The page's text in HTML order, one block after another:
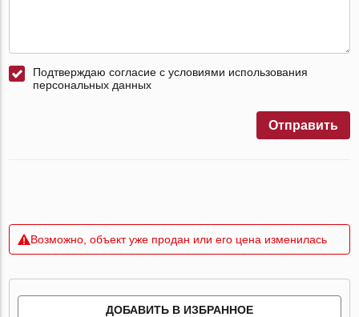
Подтверждаю согласие с условиями использования
персональных данных
Отправить
Возможно, объект уже продан или его цена изменилась
ДОБАВИТЬ В ИЗБРАННОЕ